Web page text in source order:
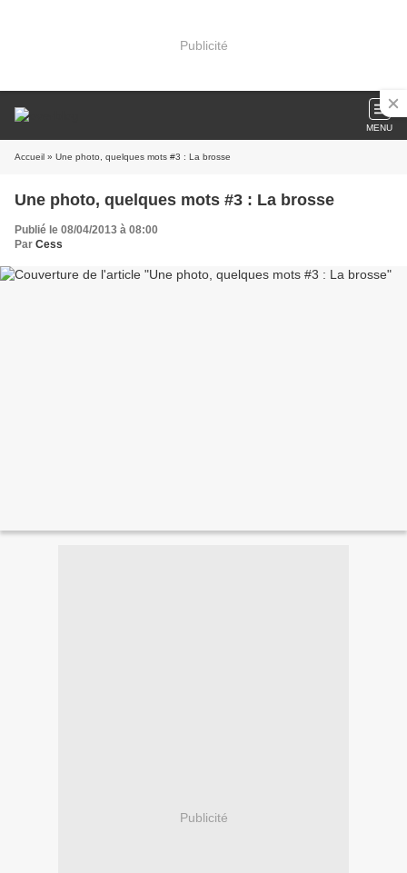
Publicité
MENU
Accueil » Une photo, quelques mots #3 : La brosse
Une photo, quelques mots #3 : La brosse
Publié le 08/04/2013 à 08:00
Par Cess
Publicité